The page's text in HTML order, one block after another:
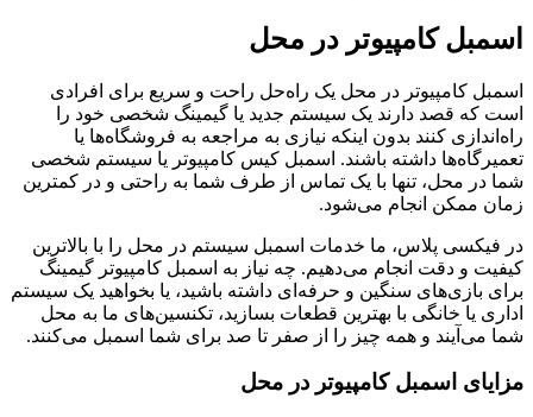
اسمبل کامپیوتر در محل
اسمبل کامپیوتر در محل یک راه‌حل راحت و سریع برای افرادی
است که قصد دارند یک سیستم جدید یا گیمینگ شخصی خود را
راه‌اندازی کنند بدون اینکه نیازی به مراجعه به فروشگاه‌ها یا
تعمیرگاه‌ها داشته باشند. اسمبل کیس کامپیوتر یا سیستم‌ شخصی
شما در محل، تنها با یک تماس از طرف شما به راحتی و در کمترین
زمان ممکن انجام می‌شود.
در فیکسی پلاس، ما خدمات اسمبل سیستم در محل را با بالاترین
کیفیت و دقت انجام می‌دهیم. چه نیاز به اسمبل کامپیوتر گیمینگ
برای بازی‌های سنگین و حرفه‌ای داشته باشید، یا بخواهید یک سیستم
اداری یا خانگی با بهترین قطعات بسازید، تکنسین‌های ما به محل
شما می‌آیند و همه چیز را از صفر تا صد برای شما اسمبل می‌کنند.
مزایای اسمبل کامپیوتر در محل